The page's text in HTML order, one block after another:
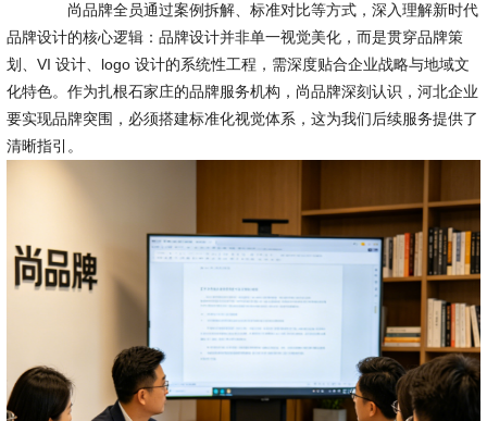
尚品牌全员通过案例拆解、标准对比等方式，深入理解新时代
品牌设计的核心逻辑：品牌设计并非单一视觉美化，而是贯穿品牌策
划、VI 设计、logo 设计的系统性工程，需深度贴合企业战略与地域文
化特色。作为扎根石家庄的品牌服务机构，尚品牌深刻认识，河北企业
要实现品牌突围，必须搭建标准化视觉体系，这为我们后续服务提供了
清晰指引。